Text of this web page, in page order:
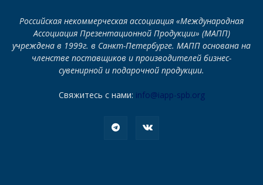
Российская некоммерческая ассоциация «Международная
Ассоциация Презентационной Продукции» (МАПП)
учреждена в 1999г. в Санкт-Петербурге. МАПП основана на
членстве поставщиков и производителей бизнес-
сувенирной и подарочной продукции.
Свяжитесь с нами: info@iapp-spb.org